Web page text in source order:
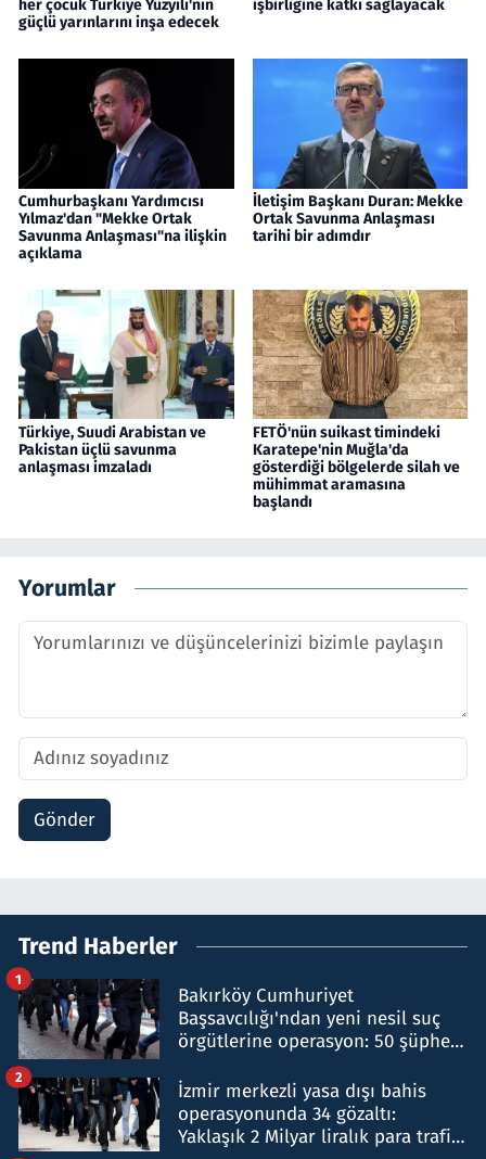
her çocuk Türkiye Yüzyılı'nın
güçlü yarınlarını inşa edecek
işbirliğine katkı sağlayacak
Cumhurbaşkanı Yardımcısı
Yılmaz'dan "Mekke Ortak
Savunma Anlaşması"na ilişkin
açıklama
İletişim Başkanı Duran: Mekke
Ortak Savunma Anlaşması
tarihi bir adımdır
Türkiye, Suudi Arabistan ve
Pakistan üçlü savunma
anlaşması imzaladı
FETÖ'nün suikast timindeki
Karatepe'nin Muğla'da
gösterdiği bölgelerde silah ve
mühimmat aramasına
başlandı
Yorumlar
Gönder
Trend Haberler
Bakırköy Cumhuriyet
Başsavcılığı'ndan yeni nesil suç
örgütlerine operasyon: 50 şüpheli
1
İzmir merkezli yasa dışı bahis
operasyonunda 34 gözaltı:
Yaklaşık 2 Milyar liralık para trafiği
2